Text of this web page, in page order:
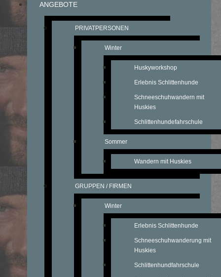
ANGEBOTE
PRIVATPERSONEN
Winter
Huskyworkshop
Erlebnis Schlittenhunde
Schneeschuhwandern mit
Huskies
Schlittenhundefahrschule
Sommer
Wandern mit Huskies
GRUPPEN / FIRMEN
Winter
Erlebnis Schlittenhunde
Schneeschuhwanderung mit
Huskies
Schlittenhundfahrschule